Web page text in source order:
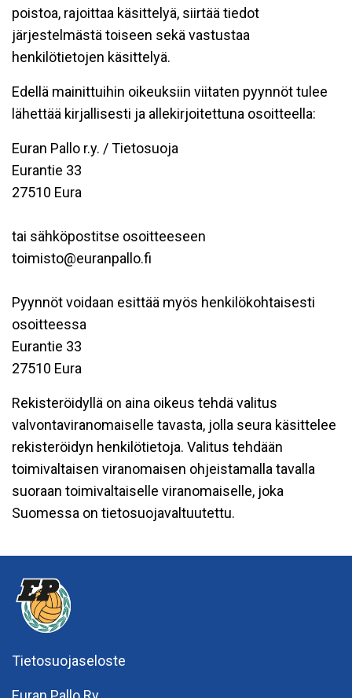
poistoa, rajoittaa käsittelyä, siirtää tiedot
järjestelmästä toiseen sekä vastustaa
henkilötietojen käsittelyä.
Edellä mainittuihin oikeuksiin viitaten pyynnöt tulee
lähettää kirjallisesti ja allekirjoitettuna osoitteella:
Euran Pallo r.y. / Tietosuoja
Eurantie 33
27510 Eura
tai sähköpostitse osoitteeseen
toimisto@euranpallo.fi
Pyynnöt voidaan esittää myös henkilökohtaisesti
osoitteessa
Eurantie 33
27510 Eura
Rekisteröidyllä on aina oikeus tehdä valitus
valvontaviranomaiselle tavasta, jolla seura käsittelee
rekisteröidyn henkilötietoja. Valitus tehdään
toimivaltaisen viranomaisen ohjeistamalla tavalla
suoraan toimivaltaiselle viranomaiselle, joka
Suomessa on tietosuojavaltuutettu.
Tietosuojaseloste